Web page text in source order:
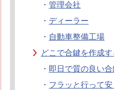
・ 管理会社
・ ディーラー
・ 自動車整備工場
どこで合鍵を作成
・ 即日で質の良い
・ フラッと行って